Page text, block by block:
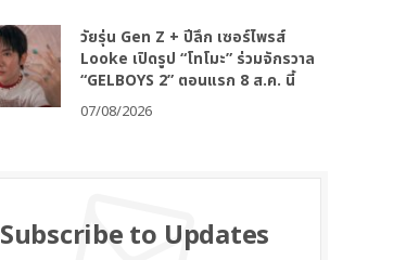
วัยรุ่น Gen Z + ปีลึก เซอร์ไพรส์
Looke เปิดรูป “โทโมะ” ร่วมจักรวาล
“GELBOYS 2” ตอนแรก 8 ส.ค. นี้
07/08/2026
Subscribe to Updates